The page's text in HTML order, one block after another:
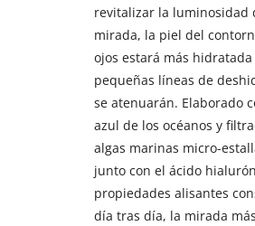
revitalizar la luminosidad
mirada, la piel del
ojos estará más hidratada
pequeñas líneas de
se atenuarán. Elaborado
azul de los océanos y
algas marinas micro-
junto con el ácido
propiedades alisantes
día tras día, la mirada